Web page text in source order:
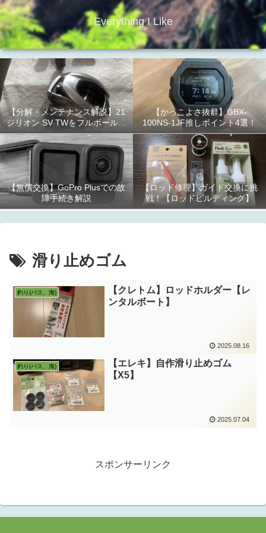
Everything I Like
【分解・メンテナンス解説】21
ジリオン SV TWをフルボールベ
アリング化！
【かっこよさ抜群】GBX-
100NS-1JF推しポイント4選！
【無償交換】GoPro Plusでの故
障手続き解説
【ロッド修理】ガイド交換に挑
戦！【ロッドビルディング】
滑り止めゴム
釣り(バス、海)
【クレトム】ロッドホルダー【レ
ンタルボート】
2025.08.16
釣り(バス、海)
【エレキ】自作滑り止めゴム
【X5】
2025.07.04
スポンサーリンク